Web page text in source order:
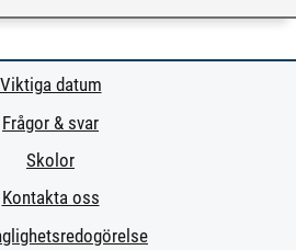
Viktiga datum
Frågor & svar
Skolor
Kontakta oss